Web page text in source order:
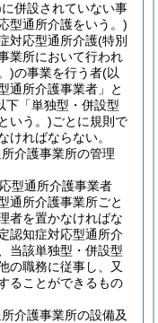
に併設されていない事
型通所介護をいう。)
対応型通所介護(特別
業所において行われ
)の事業を行う者(以
通所介護事業者」と
下「単独型・併設型
いう。)ごとに規則で
ければならない。
介護事業所の管理
型通所介護事業者
通所介護事業所ごと
者を置かなければな
認知症対応型通所介
当該単独型・併設型
の職務に従事し、又
ることができるもの
介護事業所の設備及